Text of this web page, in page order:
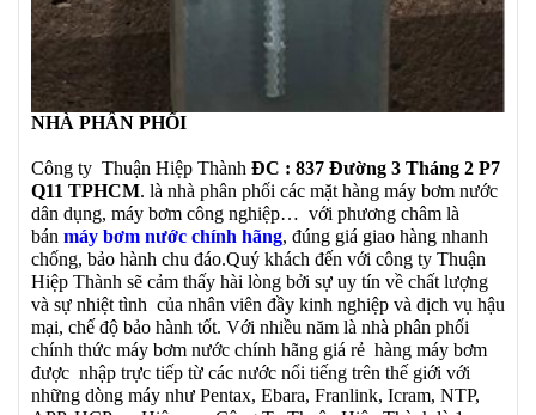
NHÀ PHÂN PHỐI
Công ty Thuận Hiệp Thành ĐC : 837 Đường 3 Tháng 2 P7
Q11 TPHCM. là nhà phân phối các mặt hàng máy bơm nước
dân dụng, máy bơm công nghiệp… với phương châm là
bán máy bơm nước chính hãng, đúng giá giao hàng nhanh
chống, bảo hành chu đáo.Quý khách đến với công ty Thuận
Hiệp Thành sẽ cảm thấy hài lòng bởi sự uy tín về chất lượng
và sự nhiệt tình của nhân viên đầy kinh nghiệp và dịch vụ hậu
mại, chế độ bảo hành tốt. Với nhiều năm là nhà phân phối
chính thức máy bơm nước chính hãng giá rẻ hàng máy bơm
được nhập trực tiếp từ các nước nổi tiếng trên thế giới với
những dòng máy như Pentax, Ebara, Franlink, Icram, NTP,